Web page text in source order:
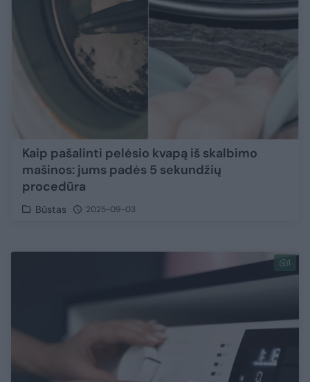
Kaip pašalinti pelėsio kvapą iš skalbimo
mašinos: jums padės 5 sekundžių
procedūra
Būstas 2025-09-03
1